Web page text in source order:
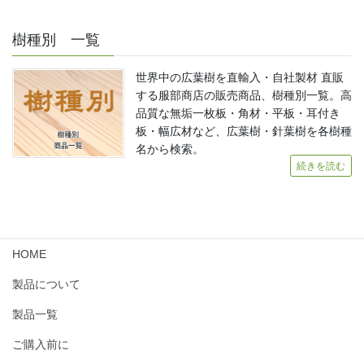
樹種別 一覧
世界中の広葉樹を直輸入・自社製材 直販
する服部商店の販売商品、樹種別一覧。高
品質な無垢一枚板・角材・平板・耳付き
板・幅広材など、広葉樹・針葉樹を各樹種
名から検索。
続きを読む
HOME
製品について
製品一覧
ご購入前に